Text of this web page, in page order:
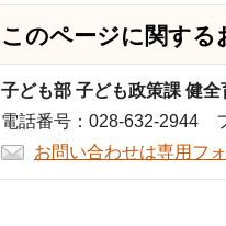
このページに関する
子ども部 子ども政策課 健
電話番号：028-632-2944
お問い合わせは専用フ